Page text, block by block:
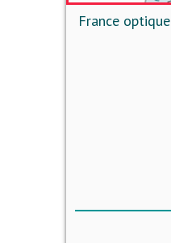
France optique